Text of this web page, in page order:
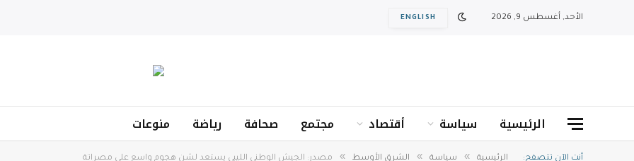
الأحد, أغسطس 9, 2026 ENGLISH
الرئيسية سياسة أقتصاد مجتمع صحافة رياضة منوعات
أنت الآن تتصفح: الرئيسية » سياسة » الشرق الأوسط » مصدر: الجيش الوطني الليبي يستعد لشن هجوم واسع على مصراتة